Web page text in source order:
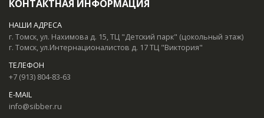
КОНТАКТНАЯ ИНФОРМАЦИЯ
НАШИ АДРЕСА
г. Томск, ул. Нахимова д. 15, ТЦ "Детский парк" (цокольный этаж)
г. Томск, ул.Интернационалистов д. 17 ТЦ "Виктория"
ТЕЛЕФОН
+7 (913) 804-83-63
E-MAIL
info@sibber.ru